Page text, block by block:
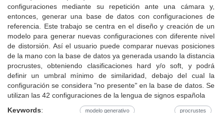
configuraciones mediante su repetición ante una cámara y,
entonces, generar una base de datos con configuraciones de
referencia. Este trabajo se centra en el diseño y creación de un
modelo para generar nuevas configuraciones con diferente nivel
de distorsión. Así el usuario puede comparar nuevas posiciones
de la mano con la base de datos ya generada usando la distancia
procrustes, obteniendo clasificaciones hard y/o soft, y podrá
definir un umbral mínimo de similaridad, debajo del cual la
configuración se considera "no presente" en la base de datos. Se
utilizan las 42 configuraciones de la lengua de signos española
Keywords: modelo generativo procrustes